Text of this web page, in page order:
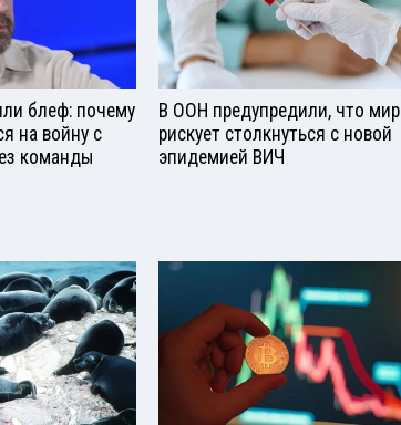
блеф: почему
на войну с
команды
В ООН предупредили, что мир
рискует столкнуться с новой
эпидемией ВИЧ